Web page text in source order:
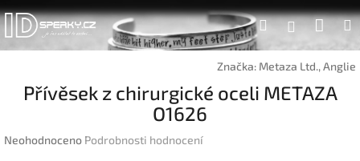
Přejít
na
obsah
Hledat
Značka: Metaza Ltd., Anglie
Přívěsek z chirurgické oceli METAZA
O1626
Průměrné
Neohodnoceno Podrobnosti hodnocení